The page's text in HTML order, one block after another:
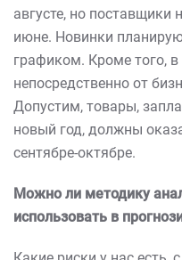
августе, но поставщики
июне. Новинки
графиком. Кроме того,
непосредственно от
Допустим, товары,
новый год, должны
сентябре-октябре.
Можно ли методику
использовать в